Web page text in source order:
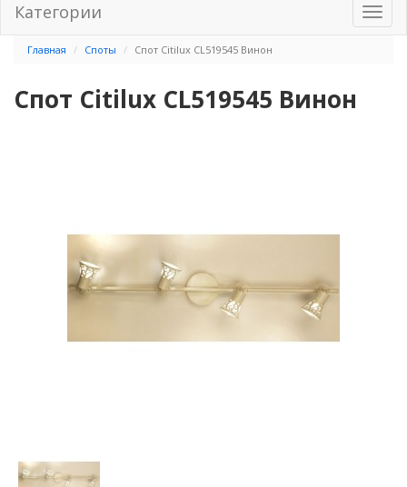
Категории
Главная Споты Спот Citilux CL519545 Винон
Спот Citilux CL519545 Винон